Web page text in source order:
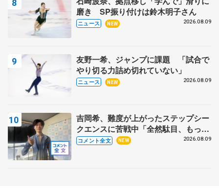
磨き SP振り付けは鈴木明子さん
ニュース NEW 2026.08.09
友野一希、ジャンプに課題 「試合で
やり切る力詰め切れていない」
ニュース NEW 2026.08.09
吉岡希、難度が上がったステップシー
クエンスに苦戦中「全然駄目、もっと
いいエッジで踏めるようにしたいな」
コメント全文 NEW 2026.08.09